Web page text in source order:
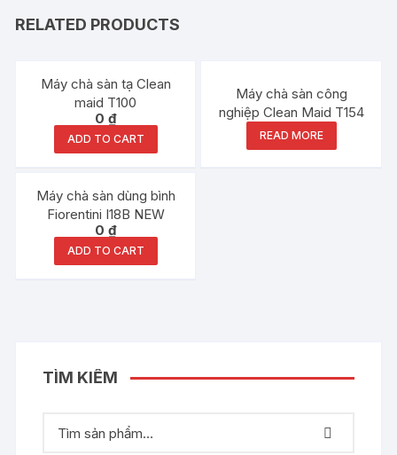
RELATED PRODUCTS
Máy chà sàn tạ Clean
maid T100
0₫
ADD TO CART
Máy chà sàn công
nghiệp Clean Maid T154
READ MORE
Máy chà sàn dùng bình
Fiorentini I18B NEW
0₫
ADD TO CART
TÌM KIẾM